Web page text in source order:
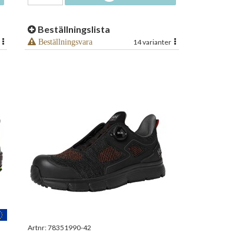
Beställningslista
Beställningsvara 14 varianter
Artnr:78351990-42